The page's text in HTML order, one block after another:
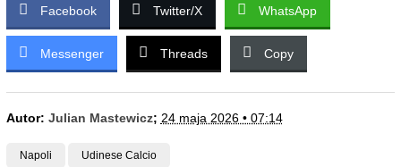
Facebook Twitter/X WhatsApp
Messenger Threads Copy
Autor: Julian Mastewicz; 24 maja 2026 • 07:14
Napoli Udinese Calcio